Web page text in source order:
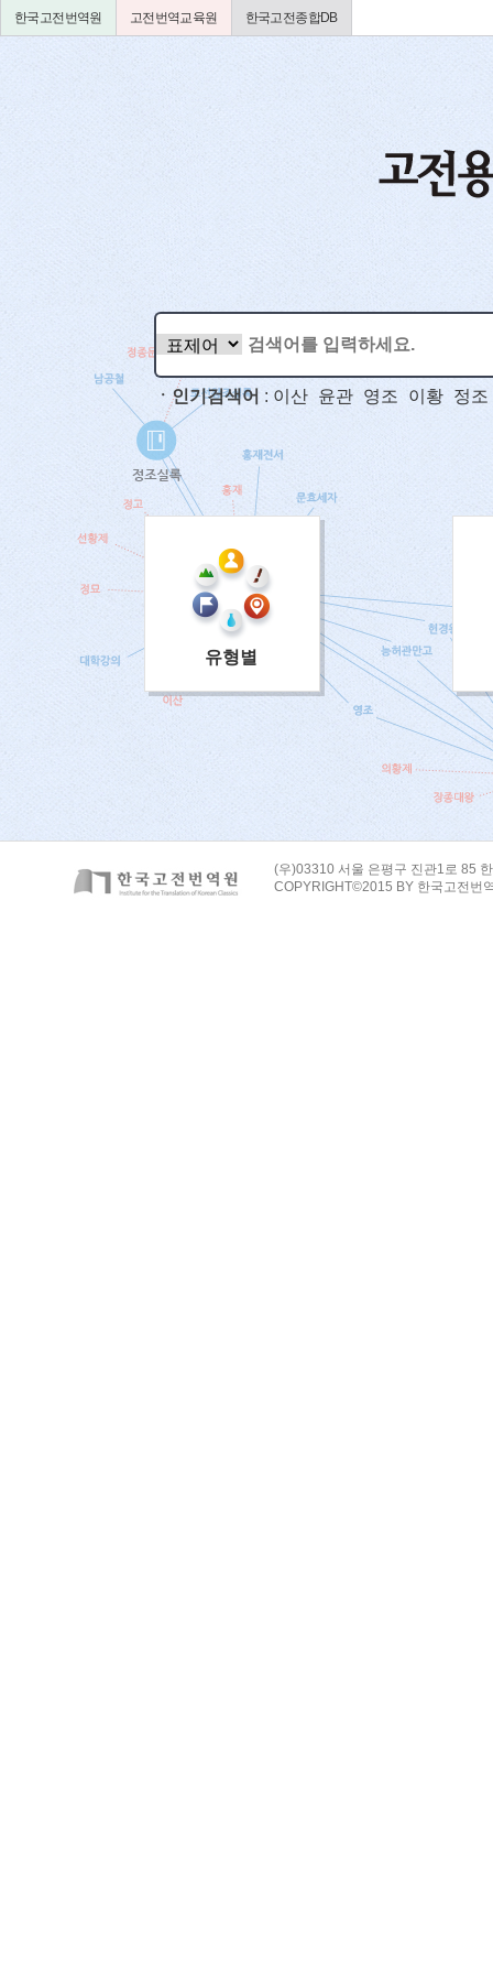
한국고전번역원 고전번역교육원 한국고전종합DB
ㆍ인기검색어 : 이산 윤관 영조 이황 정조
유형별
(우)03310 서울 은평구 진관1로 85
COPYRIGHT©2015 BY 한국고전번